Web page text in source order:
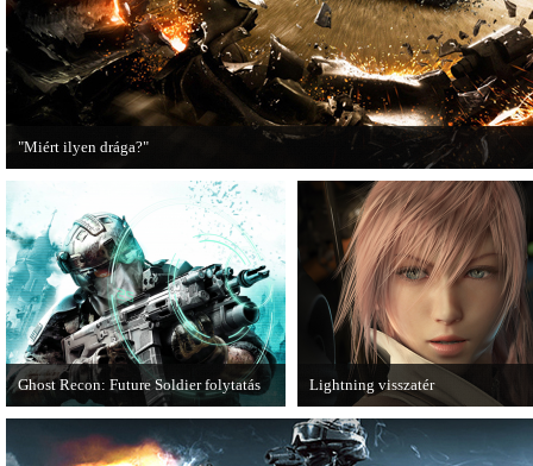
"Miért ilyen drága?"
A PC Guru utánajárt, miért kerülnek olyan sokba a AAA-kategóriás
Ghost Recon: Future Soldier folytatás
Több jel is utal arra, hogy készülőben
van a Ghost Recon: Future Soldier
Lightning visszatér
Megjött a Lightning Returns:
Fantasy XIII című játék első